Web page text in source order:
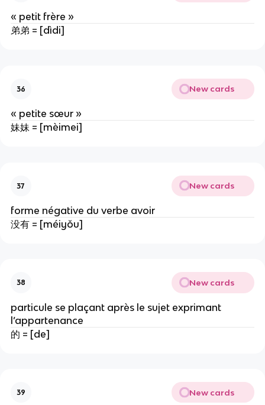
« petit frère »
弟弟 = [dìdi]
36 New cards
« petite sœur »
妹妹 = [mèimei]
37 New cards
forme négative du verbe avoir
没有 = [méiyǒu]
38 New cards
particule se plaçant après le sujet exprimant
l’appartenance
的 = [de]
39 New cards